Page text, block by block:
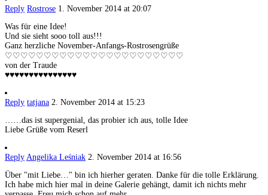
Reply Rostrose 1. November 2014 at 20:07
Was für eine Idee!
Und sie sieht sooo toll aus!!!
Ganz herzliche November-Anfangs-Rostrosengrüße
♡♡♡♡♡♡♡♡♡♡♡♡♡♡♡♡♡♡♡♡♡♡♡
von der Traude
♥♥♥♥♥♥♥♥♥♥♥♥♥♥♥
Reply tatjana 2. November 2014 at 15:23
……das ist supergenial, das probier ich aus, tolle Idee
Liebe Grüße vom Reserl
Reply Angelika Leśniak 2. November 2014 at 16:56
Über "mit Liebe…" bin ich hierher geraten. Danke für die tolle Erklärung.
Ich habe mich hier mal in deine Galerie gehängt, damit ich nichts mehr